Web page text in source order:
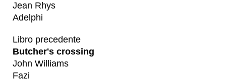
Jean Rhys
Adelphi
Libro precedente
Butcher's crossing
John Williams
Fazi